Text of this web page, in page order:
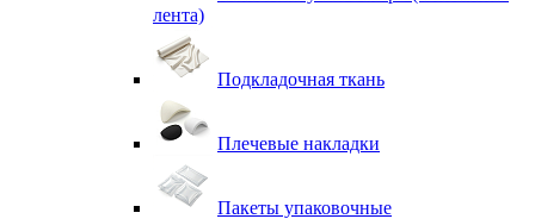
лента)
Подкладочная ткань
Плечевые накладки
Пакеты упаковочные